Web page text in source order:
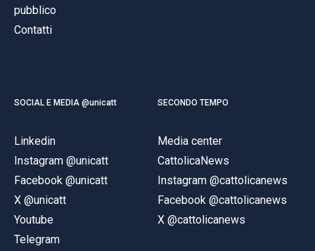
pubblico
Contatti
SOCIAL E MEDIA @unicatt
Linkedin
Instagram @unicatt
Facebook @unicatt
X @unicatt
Youtube
Telegram
SECONDO TEMPO
Media center
CattolicaNews
Instagram @cattolicanews
Facebook @cattolicanews
X @cattolicanews